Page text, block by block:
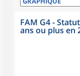
FAM G4 -
ans ou plus en